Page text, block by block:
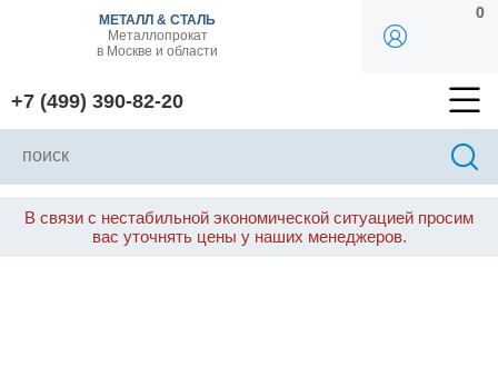
МЕТАЛЛ & СТАЛЬ
Металлопрокат
в Москве и области
+7 (499) 390-82-20
0
В связи с нестабильной экономической ситуацией просим
вас уточнять цены у наших менеджеров.